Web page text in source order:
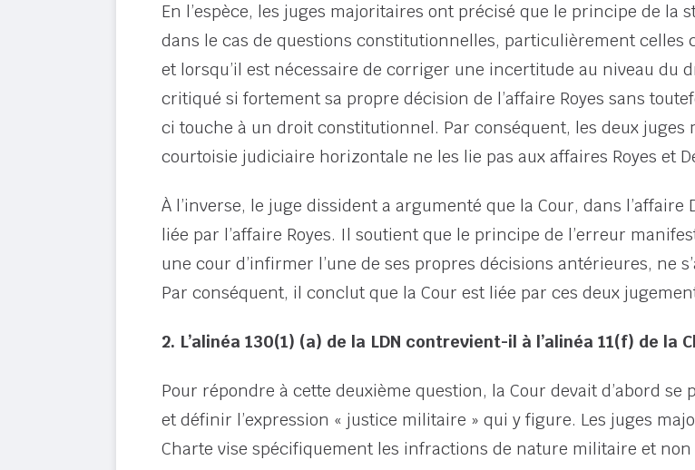
En l’espèce, les juges majoritaires ont précisé que le principe de
dans le cas de questions constitutionnelles, particulièrement celles
et lorsqu’il est nécessaire de corriger une incertitude au niveau du
critiqué si fortement sa propre décision de l’affaire Royes sans
ci touche à un droit constitutionnel. Par conséquent, les deux
courtoisie judiciaire horizontale ne les lie pas aux affaires Royes et
À l’inverse, le juge dissident a argumenté que la Cour, dans
liée par l’affaire Royes. Il soutient que le principe de l’erreur
une cour d’infirmer l’une de ses propres décisions antérieures, ne
Par conséquent, il conclut que la Cour est liée par ces deux
2. L’alinéa 130(1) (a) de la LDN contrevient-il à l’alinéa 11(f) de la
Pour répondre à cette deuxième question, la Cour devait d’abord se
et définir l’expression « justice militaire » qui y figure. Les juges
Charte vise spécifiquement les infractions de nature militaire et